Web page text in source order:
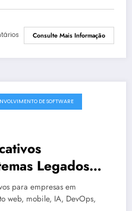
Consulte Mais Informação
DE SOFTWARE
Legados
| OT3N
para empresas em
web, mobile, IA, DevOps,